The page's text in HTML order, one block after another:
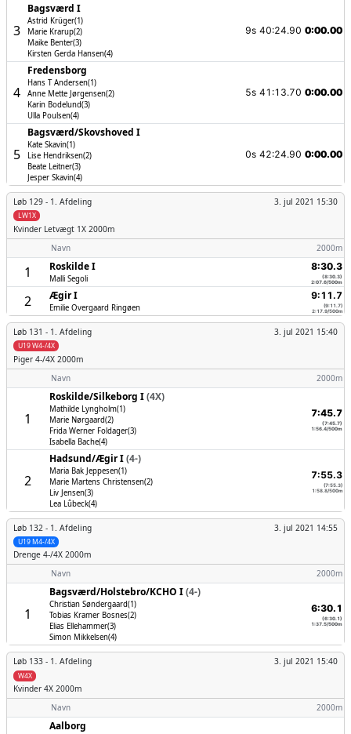
3
Bagsværd I
Astrid Krüger(1)
Marie Krarup(2)
Maike Benter(3)
Kirsten Gerda Hansen(4)
9s 40:24.90 0:00.00
4
Fredensborg
Hans T Andersen(1)
Anne Mette Jørgensen(2)
Karin Bodelund(3)
Ulla Poulsen(4)
5s 41:13.70 0:00.00
5
Bagsværd/­Skovshoved I
Kate Skavin(1)
Lise Hendriksen(2)
Beate Leitner(3)
Jesper Skavin(4)
0s 42:24.90 0:00.00
Løb 129 - 1. Afdeling 3. jul 2021 15:30
LW1X
Kvinder Letvægt 1X 2000m
Navn
2000m
1 Roskilde I
Malli Segoli
8:30.3
(8:30.3)
2:07.6/500m
2 Ægir I
Emilie Overgaard Ringøen
9:11.7
(9:11.7)
2:17.9/500m
Løb 131 - 1. Afdeling 3. jul 2021 15:40
U19 W4-/4X
Piger 4-/4X 2000m
Navn
2000m
1
Roskilde/­Silkeborg I(4X)
Mathilde Lyngholm(1)
Marie Nørgaard(2)
Frida Werner Foldager(3)
Isabella Bache(4)
7:45.7
(7:45.7)
1:56.4/500m
2
Hadsund/­Ægir I(4-)
Maria Bak Jeppesen(1)
Marie Martens Christensen(2)
Liv Jensen(3)
Lea Lûbeck(4)
7:55.3
(7:55.3)
1:58.8/500m
Løb 132 - 1. Afdeling 3. jul 2021 14:55
U19 M4-/4X
Drenge 4-/4X 2000m
Navn
2000m
1
Bagsværd/­Holstebro/­KCHO I(4-)
Christian Søndergaard(1)
Tobias Kramer Bosnes(2)
Elias Ellehammer(3)
Simon Mikkelsen(4)
6:30.1
(6:30.1)
1:37.5/500m
Løb 133 - 1. Afdeling 3. jul 2021 15:40
W4X
Kvinder 4X 2000m
Navn
2000m
Aalborg